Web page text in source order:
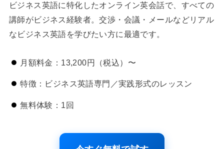
ビジネス英語に特化したオンライン英会話で、すべての
講師がビジネス経験者。交渉・会議・メールなどリアル
なビジネス英語を学びたい方に最適です。
月額料金：13,200円（税込）〜
特徴：ビジネス英語専門／実践形式のレッスン
無料体験：1回